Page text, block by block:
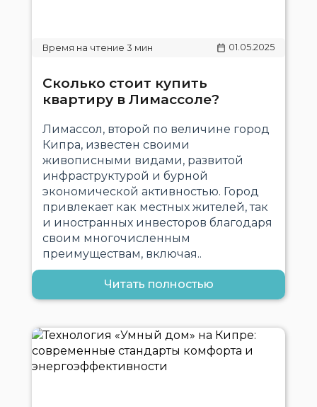
01.05.2025
Сколько стоит купить
квартиру в Лимассоле?
Лимассол, второй по величине город
Кипра, известен своими
живописными видами, развитой
инфраструктурой и бурной
экономической активностью. Город
привлекает как местных жителей, так
и иностранных инвесторов благодаря
своим многочисленным
преимуществам, включая..
Читать полностью